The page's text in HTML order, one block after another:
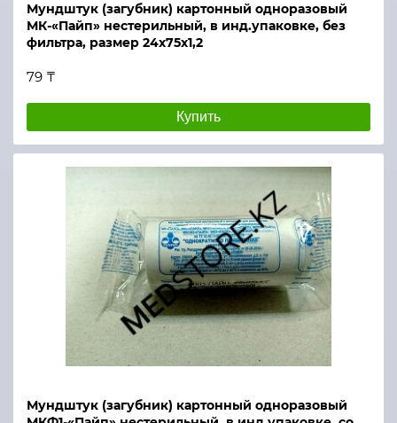
Мундштук (загубник) картонный одноразовый
МК-«Пайп» нестерильный, в инд.упаковке, без
фильтра, размер 24х75х1,2
79 ₸
Купить
Мундштук (загубник) картонный одноразовый